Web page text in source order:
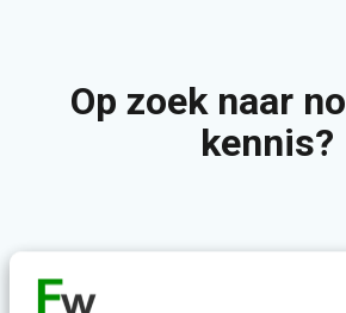
Op zoek naar
kennis?
Actueel